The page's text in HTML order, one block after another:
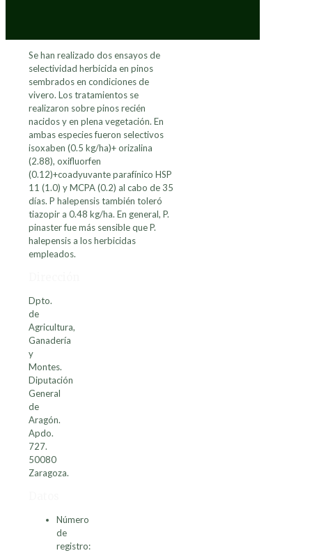
Se han realizado dos ensayos de
selectividad herbicida en pinos
sembrados en condiciones de
vivero. Los tratamientos se
realizaron sobre pinos recién
nacidos y en plena vegetación. En
ambas especies fueron selectivos
isoxaben (0.5 kg/ha)+ orizalina
(2.88), oxifluorfen
(0.12)+coadyuvante parafínico HSP
11 (1.0) y MCPA (0.2) al cabo de 35
días. P halepensis también toleró
tiazopir a 0.48 kg/ha. En general, P.
pinaster fue más sensible que P.
halepensis a los herbicidas
empleados.
Dpto.
de
Agricultura,
Ganadería
y
Montes.
Diputación
General
de
Aragón.
Apdo.
727.
50080
Zaragoza.
Número
de
registro: